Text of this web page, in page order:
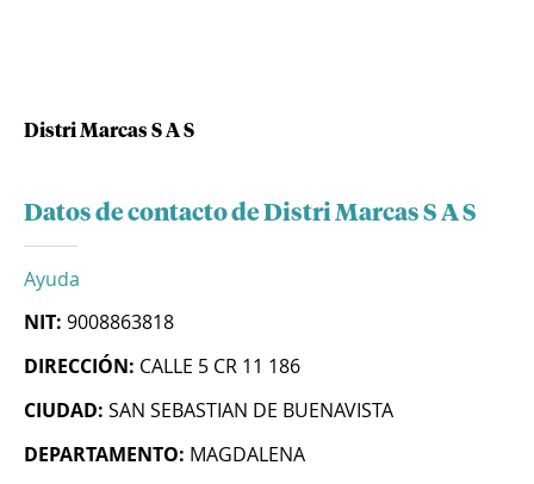
Distri Marcas S A S
Datos de contacto de Distri Marcas S A S
Ayuda
NIT: 9008863818
DIRECCIÓN: CALLE 5 CR 11 186
CIUDAD: SAN SEBASTIAN DE BUENAVISTA
DEPARTAMENTO: MAGDALENA